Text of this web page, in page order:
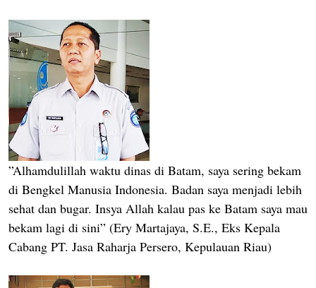
”Alhamdulillah waktu dinas di Batam, saya sering bekam
di Bengkel Manusia Indonesia. Badan saya menjadi lebih
sehat dan bugar. Insya Allah kalau pas ke Batam saya mau
bekam lagi di sini” (Ery Martajaya, S.E., Eks Kepala
Cabang PT. Jasa Raharja Persero, Kepulauan Riau)